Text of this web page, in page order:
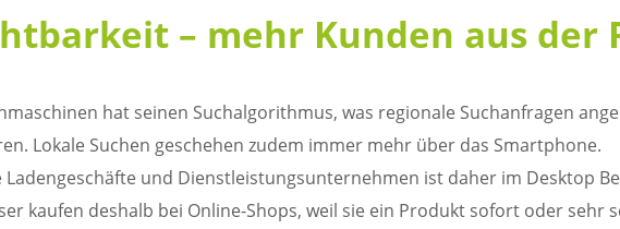
– mehr Kunden aus der
hat seinen Suchalgorithmus, was regionale Suchanfragen
Lokale Suchen geschehen zudem immer mehr über das Smartphone.
und Dienstleistungsunternehmen ist daher im Desktop
kaufen deshalb bei Online-Shops, weil sie ein Produkt sofort oder